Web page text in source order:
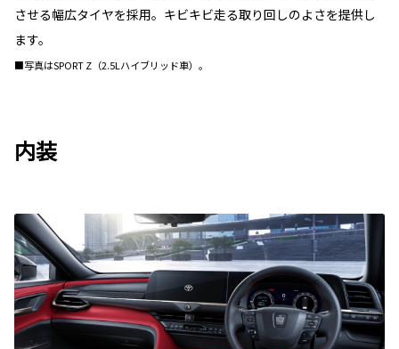
させる幅広タイヤを採用。キビキビ走る取り回しのよさを提供し
ます。
■写真はSPORT Z（2.5Lハイブリッド車）。
内装